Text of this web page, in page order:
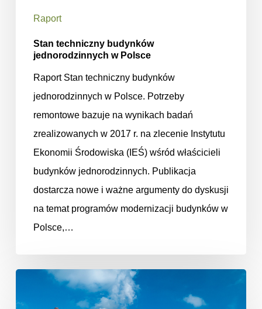
Raport
Stan techniczny budynków
jednorodzinnych w Polsce
Raport Stan techniczny budynków
jednorodzinnych w Polsce. Potrzeby
remontowe bazuje na wynikach badań
zrealizowanych w 2017 r. na zlecenie Instytutu
Ekonomii Środowiska (IEŚ) wśród właścicieli
budynków jednorodzinnych. Publikacja
dostarcza nowe i ważne argumenty do dyskusji
na temat programów modernizacji budynków w
Polsce,…
Likwidacja